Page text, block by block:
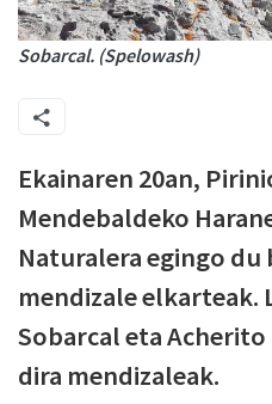
Sobarcal. (Spelowash)
Ekainaren 20an,
Mendebaldeko
Naturalera egingo du
mendizale
Sobarcal eta
dira mendizaleak.